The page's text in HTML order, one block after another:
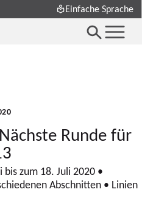
Einfache Sprache
Runde für
zum 18. Juli 2020 •
Abschnitten • Linien